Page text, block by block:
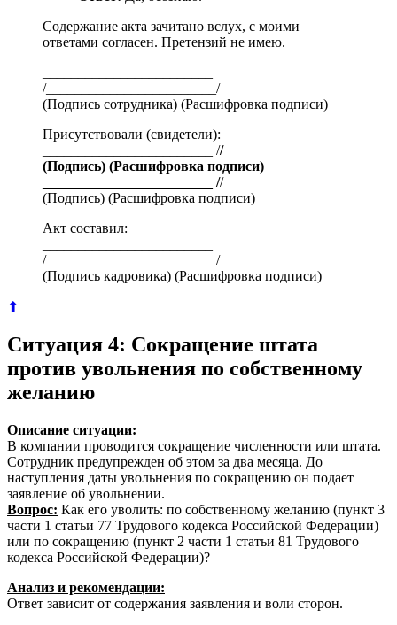
Содержание акта зачитано вслух, с моими
ответами согласен. Претензий не имею.
/________________________/
(Подпись сотрудника) (Расшифровка подписи)
Присутствовали (свидетели):
________________________ //
(Подпись) (Расшифровка подписи)
________________________ //
(Подпись) (Расшифровка подписи)
Акт составил:
/________________________/
(Подпись кадровика) (Расшифровка подписи)
⬆
Ситуация 4: Сокращение штата
против увольнения по собственному
желанию
Описание ситуации:
В компании проводится сокращение численности или штата.
Сотрудник предупрежден об этом за два месяца. До
наступления даты увольнения по сокращению он подает
заявление об увольнении.
Вопрос: Как его уволить: по собственному желанию (пункт 3
части 1 статьи 77 Трудового кодекса Российской Федерации)
или по сокращению (пункт 2 части 1 статьи 81 Трудового
кодекса Российской Федерации)?
Анализ и рекомендации:
Ответ зависит от содержания заявления и воли сторон.